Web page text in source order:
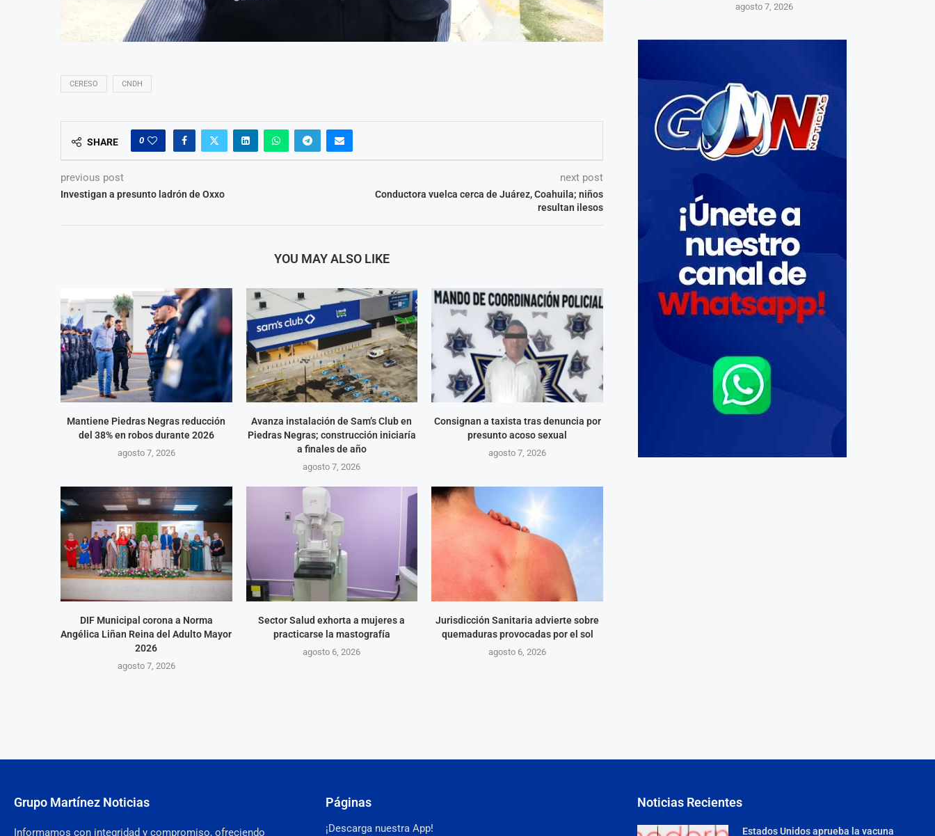
CERESO CNDH
SHARE 0
previous post
Investigan a presunto ladrón de Oxxo
next post
Conductora vuelca cerca de Juárez, Coahuila; niños
resultan ilesos
YOU MAY ALSO LIKE
Mantiene Piedras Negras reducción
del 38% en robos durante 2026
agosto 7, 2026
Avanza instalación de Sam’s Club en
Piedras Negras; construcción iniciaría
a finales de año
agosto 7, 2026
Consignan a taxista tras denuncia por
presunto acoso sexual
agosto 7, 2026
DIF Municipal corona a Norma
Angélica Liñan Reina del Adulto Mayor
2026
agosto 7, 2026
Sector Salud exhorta a mujeres a
practicarse la mastografía
agosto 6, 2026
Jurisdicción Sanitaria advierte sobre
quemaduras provocadas por el sol
agosto 6, 2026
agosto 7, 2026
Grupo Martínez Noticias
Informamos con integridad y compromiso, ofreciendo
Páginas
¡Descarga nuestra App!
Noticias Recientes
Estados Unidos aprueba la vacuna